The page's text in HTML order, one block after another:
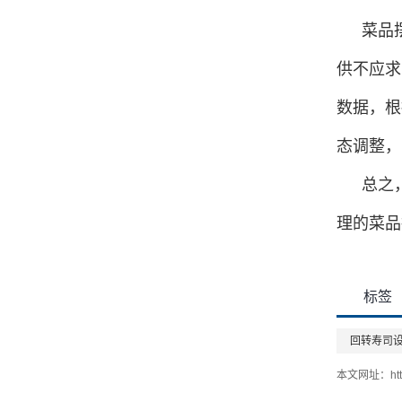
菜品
供不应
数据，
态调整
总之
理的菜
标签
回转寿司
本文网址：